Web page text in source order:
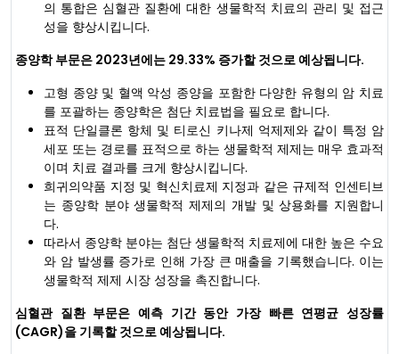
의 통합은 심혈관 질환에 대한 생물학적 치료의 관리 및 접근
성을 향상시킵니다.
종양학 부문은 2023년에는 29.33% 증가할 것으로 예상됩니다.
고형 종양 및 혈액 악성 종양을 포함한 다양한 유형의 암 치료
를 포괄하는 종양학은 첨단 치료법을 필요로 합니다.
표적 단일클론 항체 및 티로신 키나제 억제제와 같이 특정 암
세포 또는 경로를 표적으로 하는 생물학적 제제는 매우 효과적
이며 치료 결과를 크게 향상시킵니다.
희귀의약품 지정 및 혁신치료제 지정과 같은 규제적 인센티브
는 종양학 분야 생물학적 제제의 개발 및 상용화를 지원합니
다.
따라서 종양학 분야는 첨단 생물학적 치료제에 대한 높은 수요
와 암 발생률 증가로 인해 가장 큰 매출을 기록했습니다. 이는
생물학적 제제 시장 성장을 촉진합니다.
심혈관 질환 부문은 예측 기간 동안 가장 빠른 연평균 성장률
(CAGR)을 기록할 것으로 예상됩니다.